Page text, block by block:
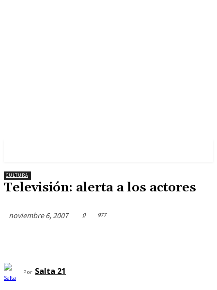
CULTURA
Televisión: alerta a los actores
noviembre 6, 2007 0 977
Por Salta 21